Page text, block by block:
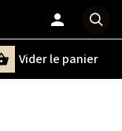
Vider le panier